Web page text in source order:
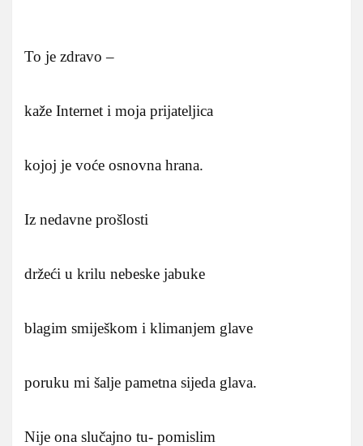
To je zdravo –
kaže Internet i moja prijateljica
kojoj je voće osnovna hrana.
Iz nedavne prošlosti
držeći u krilu nebeske jabuke
blagim smiješkom i klimanjem glave
poruku mi šalje pametna sijeda glava.
Nije ona slučajno tu- pomislim